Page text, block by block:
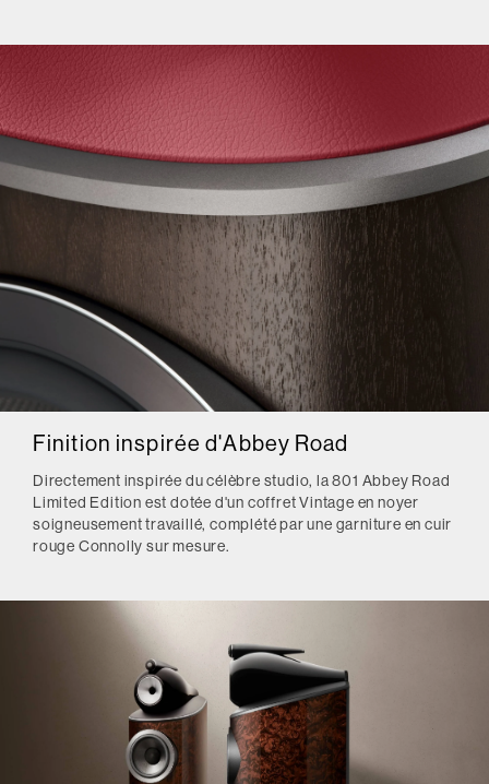
Finition inspirée d'Abbey Road
Directement inspirée du célèbre studio, la 801 Abbey Road
Limited Edition est dotée d'un coffret Vintage en noyer
soigneusement travaillé, complété par une garniture en cuir
rouge Connolly sur mesure.